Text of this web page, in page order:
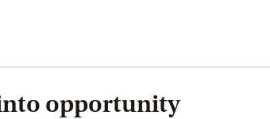
opportunity